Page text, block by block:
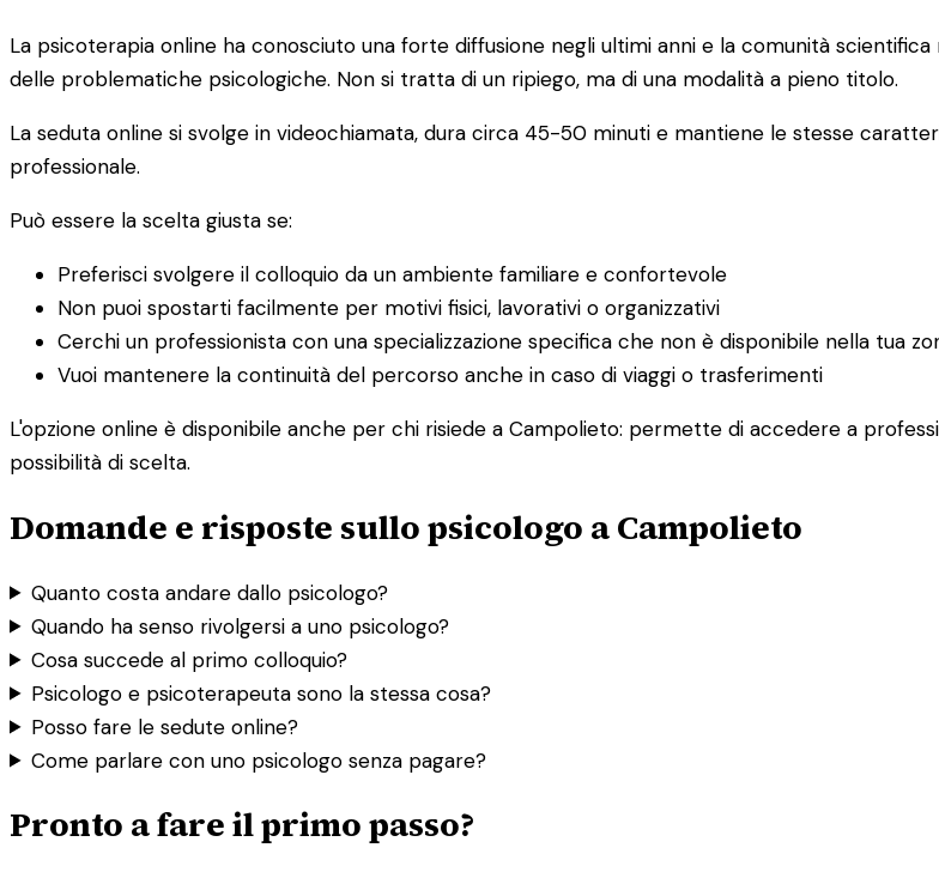
La psicoterapia online ha conosciuto una forte diffusione negli ultimi anni e la comunità
delle problematiche psicologiche. Non si tratta di un ripiego, ma di una modalità a pieno titolo.
La seduta online si svolge in videochiamata, dura circa 45-50 minuti e mantiene le stesse
professionale.
Può essere la scelta giusta se:
Preferisci svolgere il colloquio da un ambiente familiare e confortevole
Non puoi spostarti facilmente per motivi fisici, lavorativi o organizzativi
Cerchi un professionista con una specializzazione specifica che non è disponibile nella tua
Vuoi mantenere la continuità del percorso anche in caso di viaggi o trasferimenti
L'opzione online è disponibile anche per chi risiede a Campolieto: permette di accedere a
possibilità di scelta.
Domande e risposte sullo psicologo a Campolieto
Quanto costa andare dallo psicologo?
Quando ha senso rivolgersi a uno psicologo?
Cosa succede al primo colloquio?
Psicologo e psicoterapeuta sono la stessa cosa?
Posso fare le sedute online?
Come parlare con uno psicologo senza pagare?
Pronto a fare il primo passo?